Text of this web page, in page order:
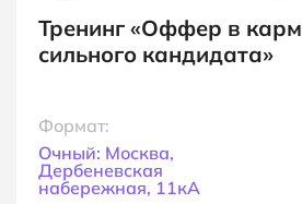
Тренинг «Оффер в
сильного кандидата»
Формат:
Очный: Москва,
Дербеневская
набережная, 11кА